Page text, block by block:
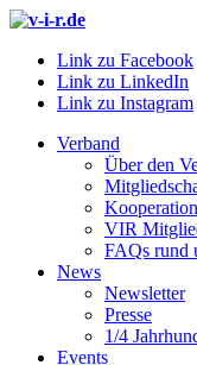
Link zu Facebook
Link zu LinkedIn
Link zu Instagram
Verband
Über den
VIR
FAQs rund
News
Newsletter
Presse
1/4
Events